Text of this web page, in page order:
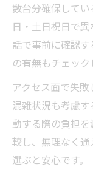
数台分確保して
日・土日祝日で
話で事前に確認
の有無もチェック
アクセス面で失
混雑状況も考慮
動する際の負担
較し、無理なく
選ぶと安心です。